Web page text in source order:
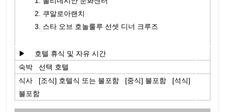
2. 쿠알로아랜치
3. 스타 오브 호놀룰루 선셋 디너 크루즈
▶
호텔 휴식 및 자유 시간
숙박 선택 호텔
식사 [조식] 호텔식 또는 불포함 [중식] 불포함 [석식]
불포함